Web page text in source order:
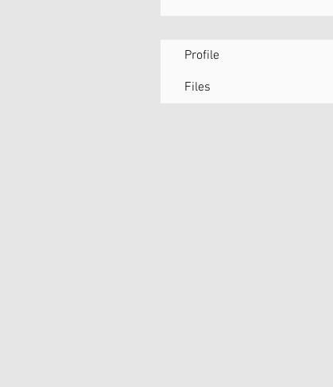
Profile
Files